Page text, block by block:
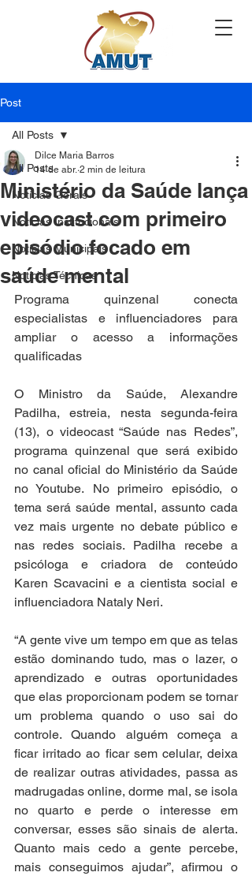
Post
All Posts
Notícias Gerais
Notícias Institucionais
Notícias Municipais
Notícias Técnicas
All Posts
Ministério da Saúde lança
videocast com primeiro
episódio focado em
saúde mental
Dilce Maria Barros
14 de abr. 2 min de leitura
Programa quinzenal conecta
especialistas e influenciadores para
ampliar o acesso a informações
qualificadas
O Ministro da Saúde, Alexandre
Padilha, estreia, nesta segunda-feira
(13), o videocast “Saúde nas Redes”,
programa quinzenal que será exibido
no canal oficial do Ministério da Saúde
no Youtube. No primeiro episódio, o
tema será saúde mental, assunto cada
vez mais urgente no debate público e
nas redes sociais. Padilha recebe a
psicóloga e criadora de conteúdo
Karen Scavacini e a cientista social e
influenciadora Nataly Neri.
“A gente vive um tempo em que as telas
estão dominando tudo, mas o lazer, o
aprendizado e outras oportunidades
que elas proporcionam podem se tornar
um problema quando o uso sai do
controle. Quando alguém começa a
ficar irritado ao ficar sem celular, deixa
de realizar outras atividades, passa as
madrugadas online, dorme mal, se isola
no quarto e perde o interesse em
conversar, esses são sinais de alerta.
Quanto mais cedo a gente percebe,
mais conseguimos ajudar”, afirmou o